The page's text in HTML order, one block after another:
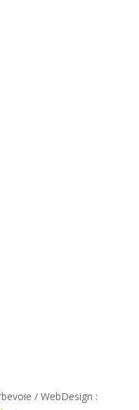
/ WebDesign :